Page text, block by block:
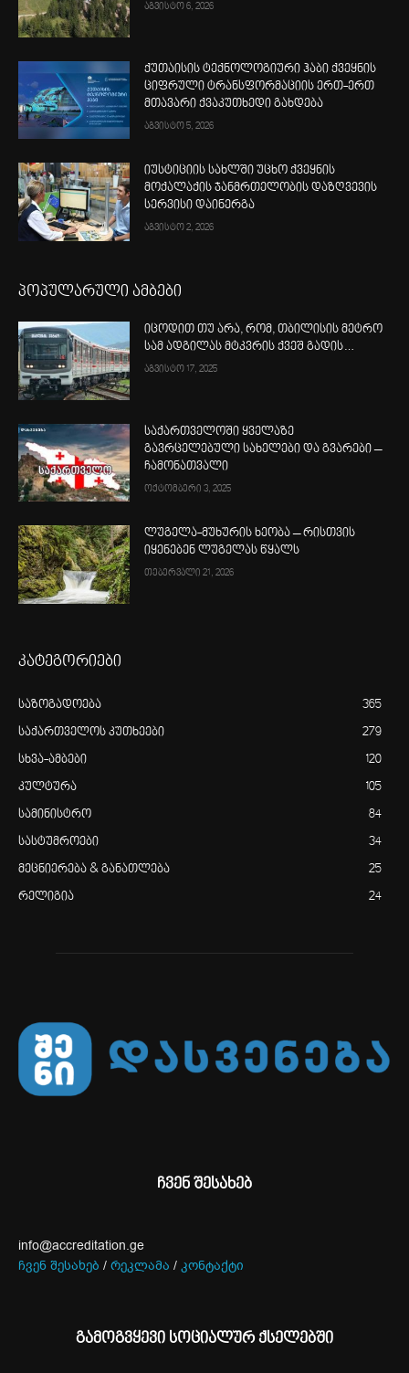
აგვისტო 6, 2026
ქუთაისის ტექნოლოგიური ჰაბი ქვეყნის
ციფრული ტრანსფორმაციის ერთ-ერთ
მთავარი ქვაკუთხედი გახდება
აგვისტო 5, 2026
იუსტიციის სახლში უცხო ქვეყნის
მოქალაქის ჯანმრთელობის დაზღვევის
სერვისი დაინერგა
აგვისტო 2, 2026
პოპულარული ამბები
იცოდით თუ არა, რომ, თბილისის მეტრო
სამ ადგილას მტკვრის ქვეშ გადის…
აგვისტო 17, 2025
საქართველოში ყველაზე
გავრცელებული სახელები და გვარები –
ჩამონათვალი
ოქტომბერი 3, 2025
ლუგელა-მუხურის ხეობა – რისთვის
იყენებენ ლუგელას წყალს
თებერვალი 21, 2026
კატეგორიები
საზოგადოება 365
საქართველოს კუთხეები 279
სხვა-ამბები 120
კულტურა 105
სამინისტრო 84
სასტუმროები 34
მეცნიერება & განათლება 25
რელიგია 24
ჩვენ შესახებ
info@accreditation.ge
ჩვენ შესახებ / რეკლამა / კონტაქტი
გამოგვყევი სოციალურ ქსელებში